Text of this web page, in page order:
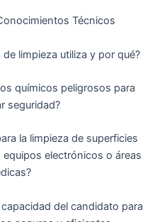
Técnicos
limpieza utiliza y por qué?
químicos peligrosos para
seguridad?
la limpieza de superficies
electrónicos o áreas
del candidato para